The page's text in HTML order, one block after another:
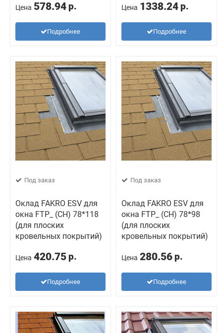
Цена 578.94 р.
Подробнее
Цена 1338.24 р.
Подробнее
Под заказ
Оклад FAKRO ESV для
окна FTP_ (CH) 78*118
(для плоских
кровельных покрытий)
Цена 420.75 р.
Подробнее
Под заказ
Оклад FAKRO ESV для
окна FTP_ (CH) 78*98
(для плоских
кровельных покрытий)
Цена 280.56 р.
Подробнее